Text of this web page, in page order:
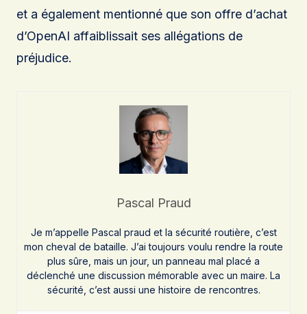
et a également mentionné que son offre d’achat
d’OpenAI affaiblissait ses allégations de
préjudice.
Pascal Praud
Je m’appelle Pascal praud et la sécurité routière, c’est
mon cheval de bataille. J’ai toujours voulu rendre la route
plus sûre, mais un jour, un panneau mal placé a
déclenché une discussion mémorable avec un maire. La
sécurité, c’est aussi une histoire de rencontres.